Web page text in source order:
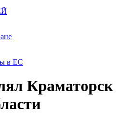
в ЕС
Краматорск